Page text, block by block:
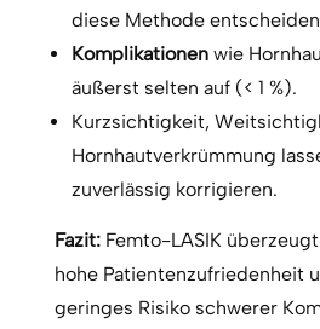
diese Methode
Komplikationenwie
äußerst selten auf (< 1 %).
Kurzsichtigkeit,
Hornhautverkrümmung
zuverlässig korrigieren.
Fazit:Femto-LASIK
hohe Patientenzufriedenheit
geringes Risiko schwerer